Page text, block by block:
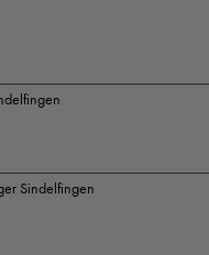
Sindelfingen